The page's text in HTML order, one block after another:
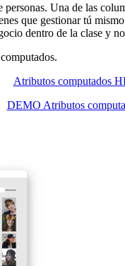
Una de las
que gestionar tú
dentro de la clase y
Atributos computados
DEMO Atributos